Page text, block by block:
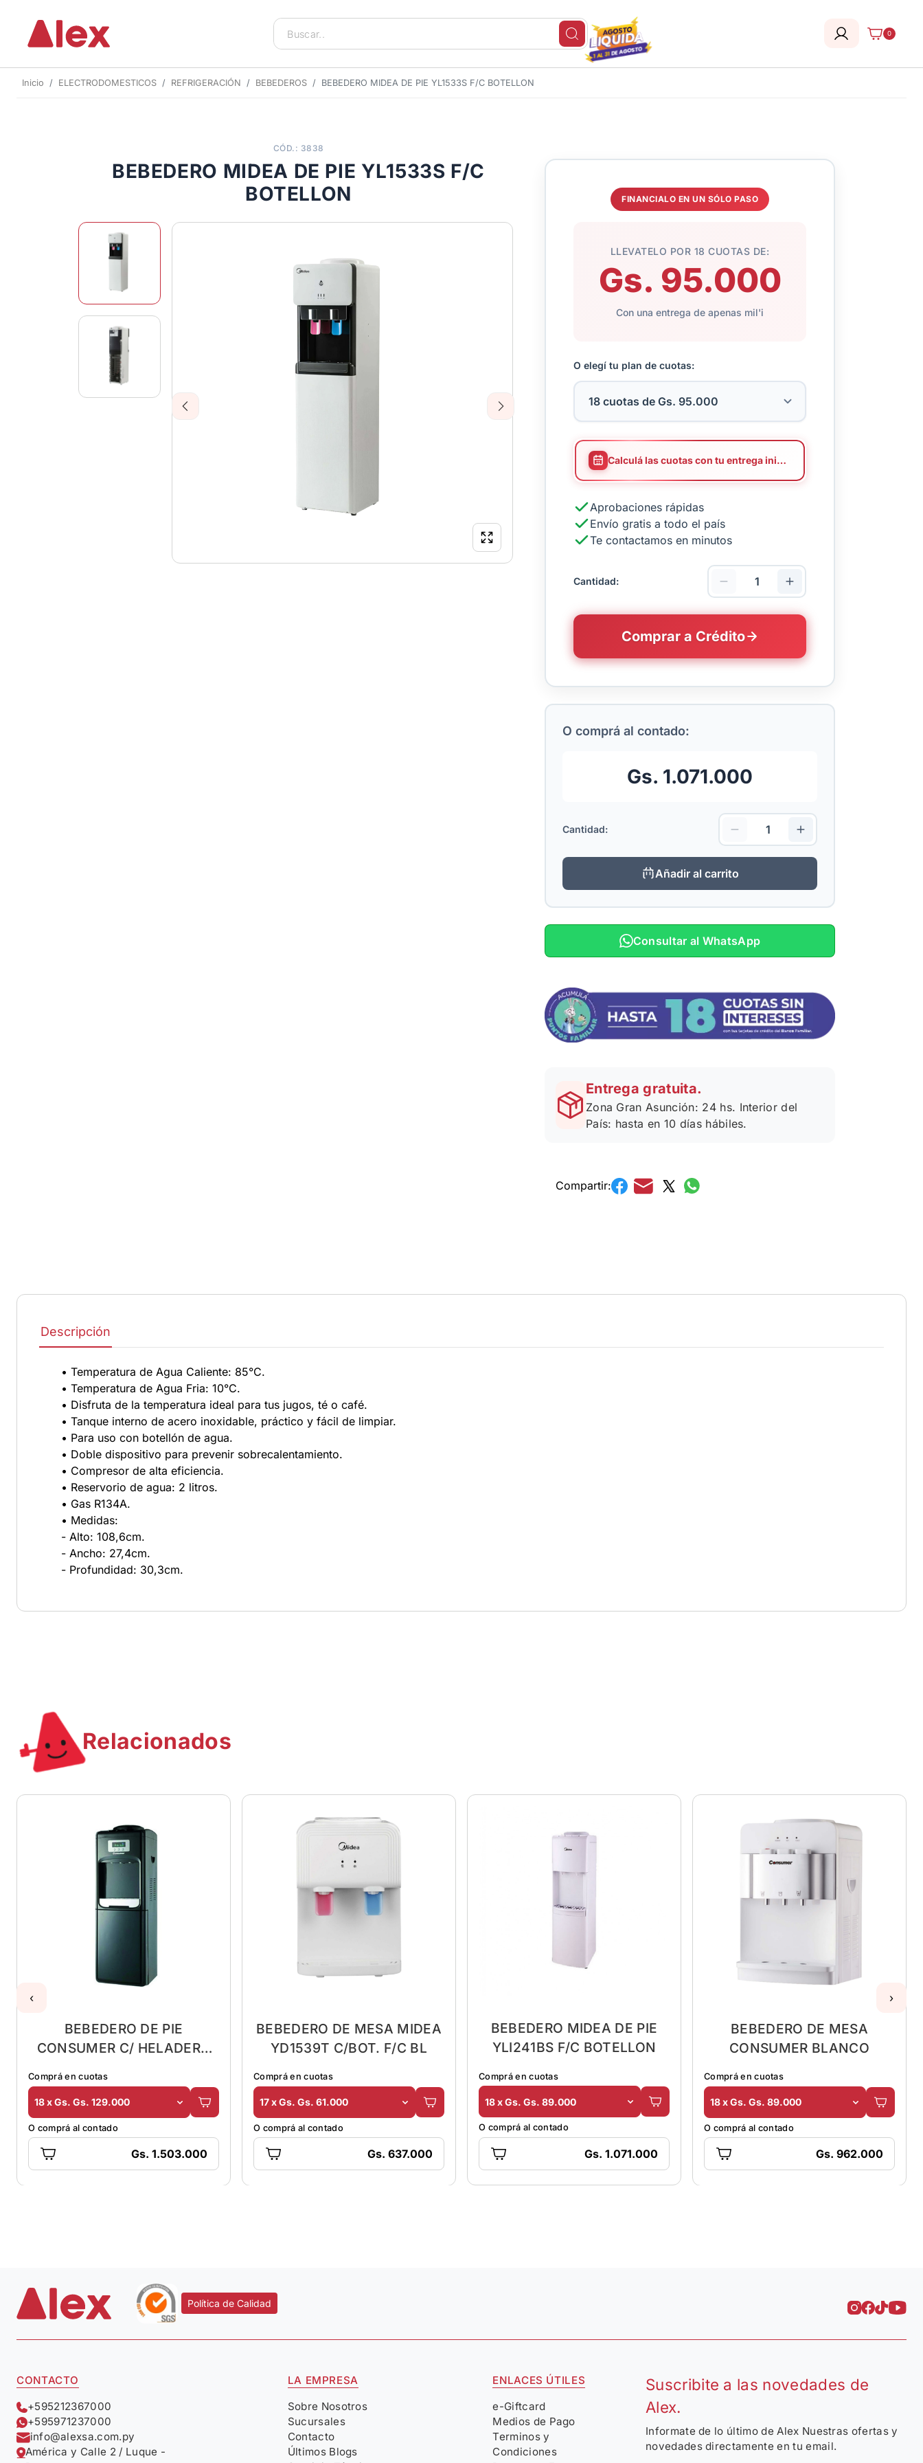
0
Inicio ELECTRODOMESTICOS REFRIGERACIÓN BEBEDEROS BEBEDERO MIDEA DE PIE YL1533S F/C BOTELLON
CÓD.: 3838
BEBEDERO MIDEA DE PIE YL1533S F/C
BOTELLON
Previous Next
FINANCIALO EN UN SÓLO PASO
LLEVATELO POR 18 CUOTAS DE:
Gs. 95.000
Con una entrega de apenas mil'i
O elegí tu plan de cuotas:
Calculá las cuotas con tu entrega inicial
Aprobaciones rápidas
Envío gratis a todo el país
Te contactamos en minutos
Cantidad:
Comprar a Crédito
O comprá al contado:
Gs. 1.071.000
Cantidad:
Añadir al carrito
Consultar al WhatsApp
Entrega gratuita.
Zona Gran Asunción: 24 hs. Interior del
País: hasta en 10 días hábiles.
Compartir:
Descripción
• Temperatura de Agua Caliente: 85°C.
• Temperatura de Agua Fria: 10°C.
• Disfruta de la temperatura ideal para tus jugos, té o café.
• Tanque interno de acero inoxidable, práctico y fácil de limpiar.
• Para uso con botellón de agua.
• Doble dispositivo para prevenir sobrecalentamiento.
• Compresor de alta eficiencia.
• Reservorio de agua: 2 litros.
• Gas R134A.
• Medidas:
- Alto: 108,6cm.
- Ancho: 27,4cm.
- Profundidad: 30,3cm.
Relacionados
BEBEDERO DE PIE
CONSUMER C/ HELADERA
Comprá en cuotas
18 x Gs. Gs. 129.000
O comprá al contado
Gs. 1.503.000
BEBEDERO DE MESA MIDEA
YD1539T C/BOT. F/C BL
Comprá en cuotas
17 x Gs. Gs. 61.000
O comprá al contado
Gs. 637.000
BEBEDERO MIDEA DE PIE
YLI241BS F/C BOTELLON
Comprá en cuotas
18 x Gs. Gs. 89.000
O comprá al contado
Gs. 1.071.000
BEBEDERO DE MESA
CONSUMER BLANCO
Comprá en cuotas
18 x Gs. Gs. 89.000
O comprá al contado
Gs. 962.000
‹ ›
Política de Calidad
CONTACTO
+595212367000
+595971237000
info@alexsa.com.py
América y Calle 2 / Luque -
LA EMPRESA
Sobre Nosotros
Sucursales
Contacto
Últimos Blogs
ENLACES ÚTILES
e-Giftcard
Medios de Pago
Terminos y
Condiciones
Suscribite a las novedades de
Alex.
Informate de lo último de Alex Nuestras ofertas y
novedades directamente en tu email.